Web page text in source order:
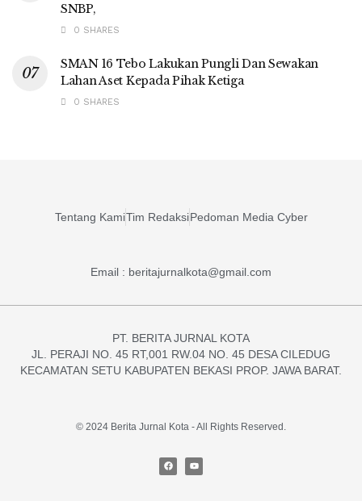
SNBP,
0 SHARES
SMAN 16 Tebo Lakukan Pungli Dan Sewakan
Lahan Aset Kepada Pihak Ketiga
0 SHARES
Tentang KamiTim RedaksiPedoman Media Cyber
Email : beritajurnalkota@gmail.com
PT. BERITA JURNAL KOTA
JL. PERAJI NO. 45 RT,001 RW.04 NO. 45 DESA CILEDUG
KECAMATAN SETU KABUPATEN BEKASI PROP. JAWA BARAT.
© 2024 Berita Jurnal Kota - All Rights Reserved.